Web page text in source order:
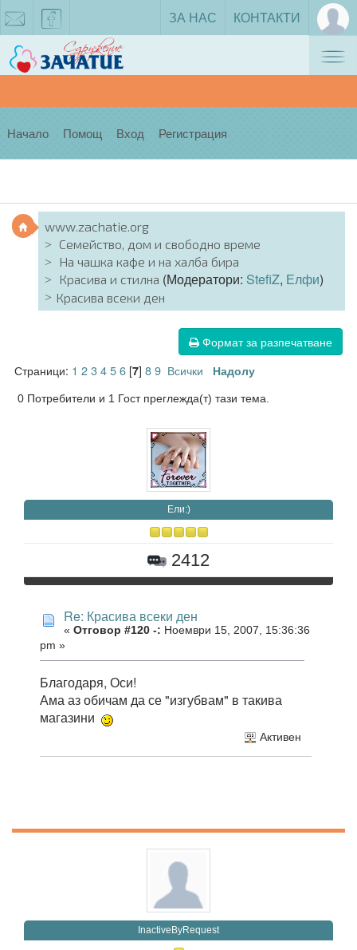
facebook
ЗА НАС КОНТАКТИ
Начало Помощ Вход Регистрация
www.zachatie.org
Семейство, дом и свободно време
На чашка кафе и на халба бира
Красива и стилна (Модератори: StefiZ, Елфи)
Красива всеки ден
Формат за разпечатване
Страници: 1 23456[7] 89 Всички Надолу
0 Потребители и 1 Гост преглежда(т) тази тема.
Eли:)
2412
Re: Красива всеки ден
« Отговор #120 -: Ноември 15, 2007, 15:36:36
pm »
Благодаря, Оси!
Ама аз обичам да се "изгубвам" в такива
магазини
Активен
InactiveByRequest